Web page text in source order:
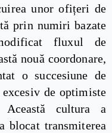
unor ofițeri de
prin numiri bazate
fluxul de
nouă coordonare,
o succesiune de
de optimiste
cultura a
blocat transmiterea